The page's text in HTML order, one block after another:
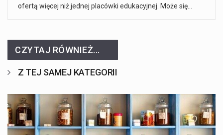
ofertą więcej niż jednej placówki edukacyjnej. Może się…
CZYTAJ RÓWNIEŻ...
Z TEJ SAMEJ KATEGORII